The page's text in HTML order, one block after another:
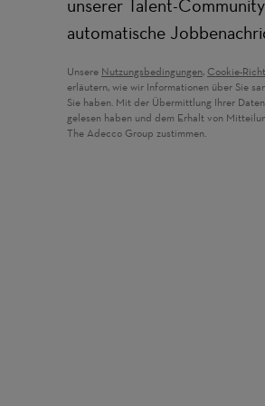
unserer Talent-
automatische
Unsere Nutzungsbedingungen, Cookie-
erläutern, wie wir Informationen über Sie
Sie haben. Mit der Übermittlung Ihrer
gelesen haben und dem Erhalt von
The Adecco Group zustimmen.